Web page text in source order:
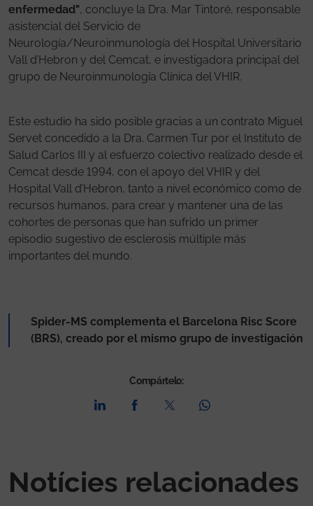
enfermedad", concluye la Dra. Mar Tintoré, responsable
asistencial del Servicio de
Neurología/Neuroinmunología del Hospital Universitario
Vall d’Hebron y del Cemcat, e investigadora principal del
grupo de Neuroinmunología Clínica del VHIR.
Este estudio ha sido posible gracias a un contrato Miguel
Servet concedido a la Dra. Carmen Tur por el Instituto de
Salud Carlos III y al esfuerzo colectivo realizado desde el
Cemcat desde 1994, con el apoyo del VHIR y del
Hospital Vall d’Hebron, tanto a nivel económico como de
recursos humanos, para crear y mantener una de las
cohortes de personas que han sufrido un primer
episodio sugestivo de esclerosis múltiple más
importantes del mundo.
Spider-MS complementa el Barcelona Risc Score
(BRS), creado por el mismo grupo de investigación
Compártelo:
Notícies relacionades